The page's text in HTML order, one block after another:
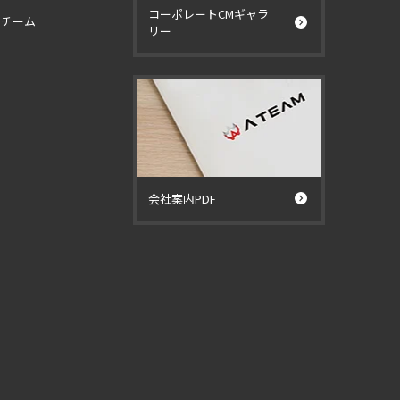
ーム
コーポレートCMギャラ
リー
会社案内PDF